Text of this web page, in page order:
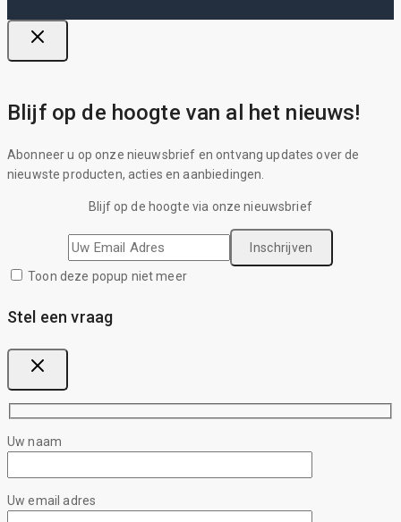
Blijf op de hoogte van al het nieuws!
Abonneer u op onze nieuwsbrief en ontvang updates over de
nieuwste producten, acties en aanbiedingen.
Blijf op de hoogte via onze nieuwsbrief
Toon deze popup niet meer
Stel een vraag
Uw naam
Uw email adres